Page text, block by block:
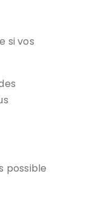
si vos
possible